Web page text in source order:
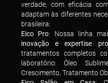
verdade, com eficácia
adaptam às diferentes
brasileira:
Eico Pro: Nossa linha
inovação e expertise
tratamentos completos
laboratório: Óleo
Crescimento, Tratamento